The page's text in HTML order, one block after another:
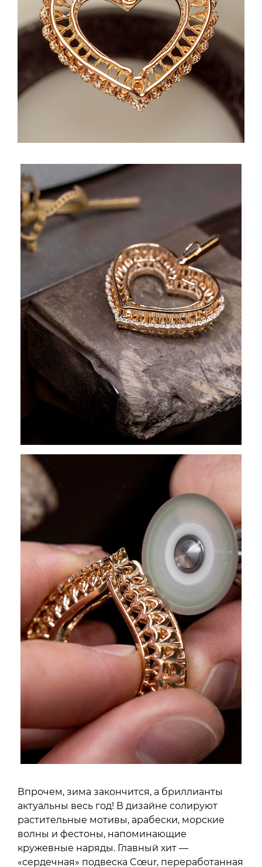
Впрочем, зима закончится, а бриллианты
актуальны весь год! В дизайне солируют
растительные мотивы, арабески, морские
волны и фестоны, напоминающие
кружевные наряды. Главный хит —
«сердечная» подвеска Cœur, переработанная